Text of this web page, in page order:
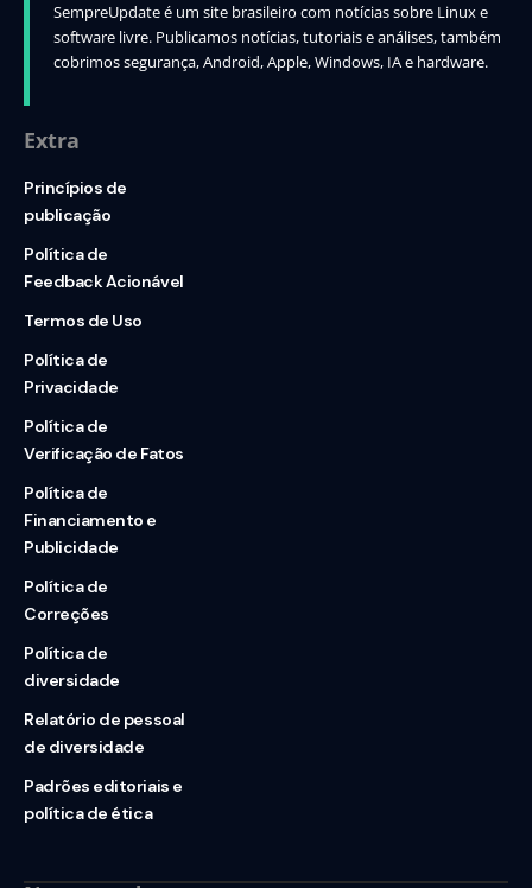
SempreUpdate é um site brasileiro com notícias sobre Linux e
software livre. Publicamos notícias, tutoriais e análises, também
cobrimos segurança, Android, Apple, Windows, IA e hardware.
Extra
Princípios de
publicação
Política de
Feedback Acionável
Termos de Uso
Política de
Privacidade
Política de
Verificação de Fatos
Política de
Financiamento e
Publicidade
Política de
Correções
Política de
diversidade
Relatório de pessoal
de diversidade
Padrões editoriais e
política de ética